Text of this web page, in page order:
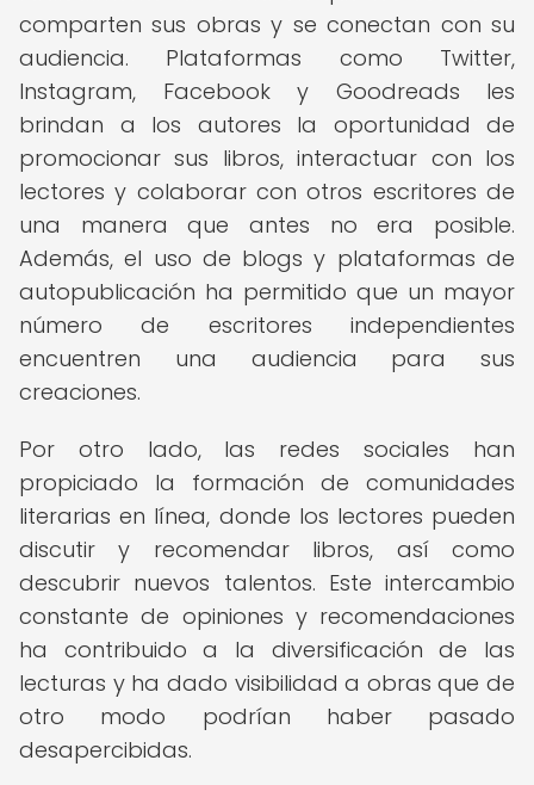
comparten sus obras y se conectan con su
audiencia. Plataformas como Twitter,
Instagram, Facebook y Goodreads les
brindan a los autores la oportunidad de
promocionar sus libros, interactuar con los
lectores y colaborar con otros escritores de
una manera que antes no era posible.
Además, el uso de blogs y plataformas de
autopublicación ha permitido que un mayor
número de escritores independientes
encuentren una audiencia para sus
creaciones.
Por otro lado, las redes sociales han
propiciado la formación de comunidades
literarias en línea, donde los lectores pueden
discutir y recomendar libros, así como
descubrir nuevos talentos. Este intercambio
constante de opiniones y recomendaciones
ha contribuido a la diversificación de las
lecturas y ha dado visibilidad a obras que de
otro modo podrían haber pasado
desapercibidas.